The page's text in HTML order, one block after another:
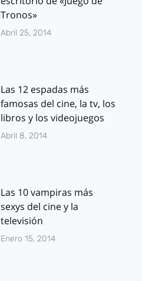
Tronos»
Abril 25, 2014
Las 12 espadas más
famosas del cine, la tv, los
libros y los videojuegos
Abril 8, 2014
Las 10 vampiras más
sexys del cine y la
televisión
Enero 15, 2014